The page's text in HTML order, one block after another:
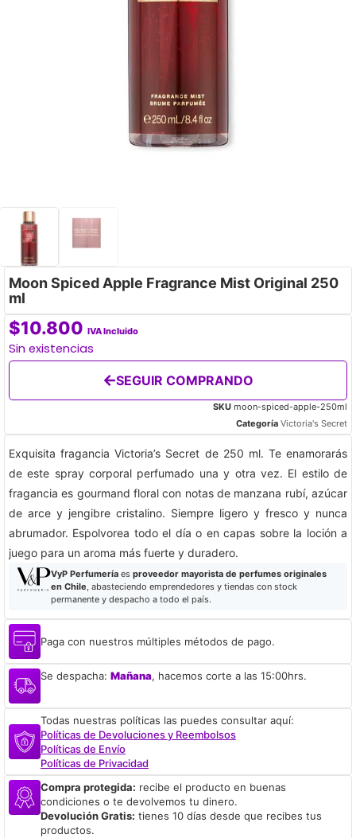
Moon Spiced Apple Fragrance Mist Original 250
ml
$10.800 IVA Incluido
Sin existencias
SEGUIR COMPRANDO
SKU moon-spiced-apple-250ml
Categoría Victoria's Secret
Exquisita fragancia Victoria’s Secret de 250 ml. Te enamorarás
de este spray corporal perfumado una y otra vez. El estilo de
fragancia es gourmand floral con notas de manzana rubí, azúcar
de arce y jengibre cristalino. Siempre ligero y fresco y nunca
abrumador. Espolvorea todo el día o en capas sobre la loción a
juego para un aroma más fuerte y duradero.
VyP Perfumeríaes proveedor mayorista de perfumes originales
en Chile, abasteciendo emprendedores y tiendas con stock
permanente y despacho a todo el país.
Paga con nuestros múltiples métodos de pago.
Se despacha: Mañana, hacemos corte a las 15:00hrs.
Todas nuestras políticas las puedes consultar aquí:
Políticas de Devoluciones y Reembolsos
Políticas de Envío
Políticas de Privacidad
Compra protegida: recibe el producto en buenas
condiciones o te devolvemos tu dinero.
Devolución Gratis: tienes 10 días desde que recibes tus
productos.